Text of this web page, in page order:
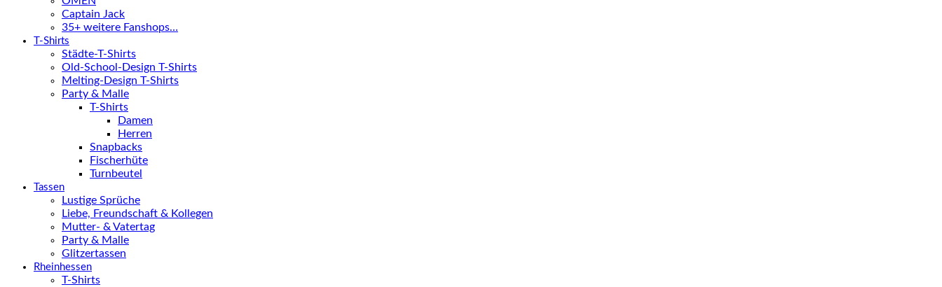
Captain Jack
35+ weitere Fanshops…
T-Shirts
Städte-T-Shirts
Old-School-Design T-Shirts
Melting-Design T-Shirts
Party & Malle
T-Shirts
Damen
Herren
Snapbacks
Fischerhüte
Turnbeutel
Tassen
Lustige Sprüche
Liebe, Freundschaft & Kollegen
Mutter- & Vatertag
Party & Malle
Glitzertassen
Rheinhessen
T-Shirts